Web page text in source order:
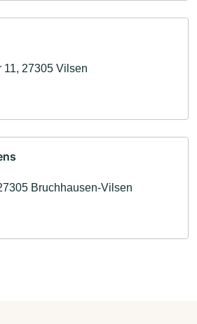
11, 27305 Vilsen
Bruchhausen-Vilsen